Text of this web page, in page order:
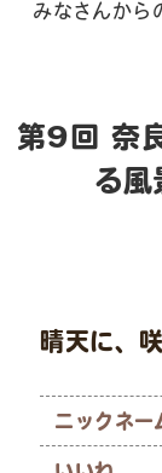
みなさんから
第9回 奈
る
晴天に、
ニックネー